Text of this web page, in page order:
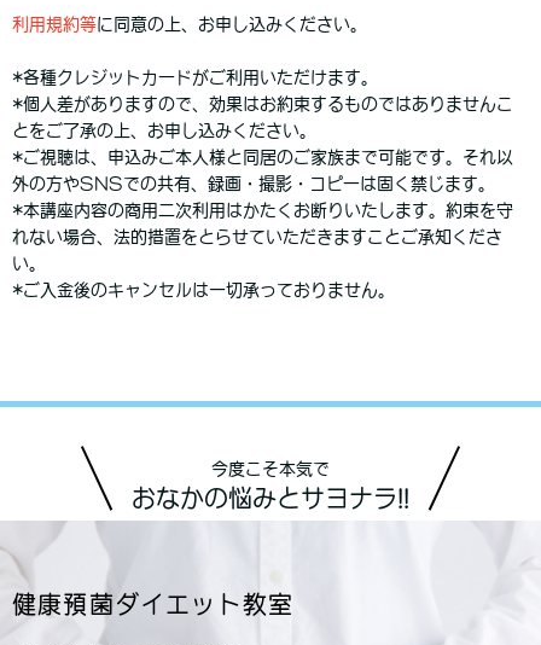
利用規約等に同意の上、お申し込みください。
*各種クレジットカードがご利用いただけます。
*個人差がありますので、効果はお約束するものではありませんこ
とをご了承の上、お申し込みください。
*ご視聴は、申込みご本人様と同居のご家族まで可能です。それ以
外の方やSNSでの共有、録画・撮影・コピーは固く禁じます。
*本講座内容の商用二次利用はかたくお断りいたします。約束を守
れない場合、法的措置をとらせていただきますことご承知くださ
い。
*ご入金後のキャンセルは一切承っておりません。
今度こそ本気で
おなかの悩みとサヨナラ!!
健康預菌ダイエット教室